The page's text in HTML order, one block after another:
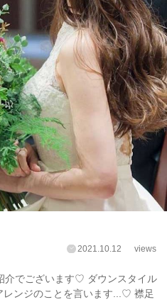
2021.10.12 views
介でございます♡ ダウンスタイル
レンジのことを言います...♡ 襟足